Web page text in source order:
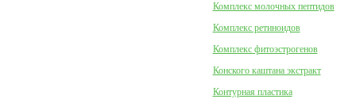
Комплекс молочных пептидов
Комплекс ретиноидов
Комплекс фитоэстрогенов
Конского каштана экстракт
Контурная пластика